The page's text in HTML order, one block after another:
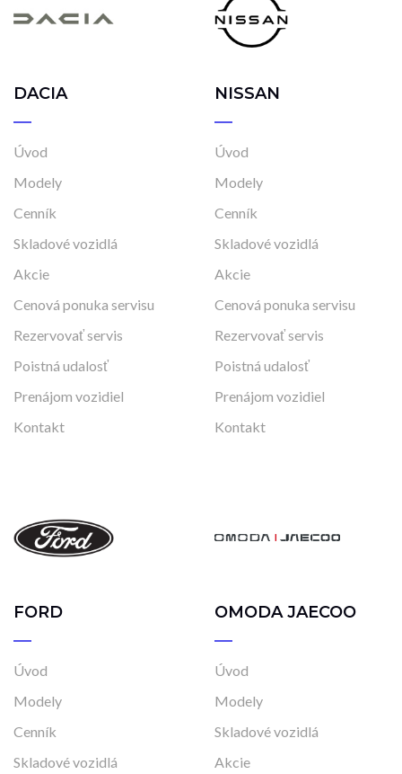
DACIA
Úvod
Modely
Cenník
Skladové vozidlá
Akcie
Cenová ponuka servisu
Rezervovať servis
Poistná udalosť
Prenájom vozidiel
Kontakt
NISSAN
Úvod
Modely
Cenník
Skladové vozidlá
Akcie
Cenová ponuka servisu
Rezervovať servis
Poistná udalosť
Prenájom vozidiel
Kontakt
FORD
Úvod
Modely
Cenník
Skladové vozidlá
OMODA JAECOO
Úvod
Modely
Skladové vozidlá
Akcie